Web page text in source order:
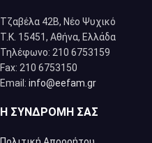
Τζαβέλα 42Β, Νέο Ψυχικό
Τ.Κ. 15451, Αθήνα, Eλλάδα
Τηλέφωνο: 210 6753159
Fax: 210 6753150
Email: info@eefam.gr
Η ΣΥΝΔΡΟΜΉ ΣΑΣ